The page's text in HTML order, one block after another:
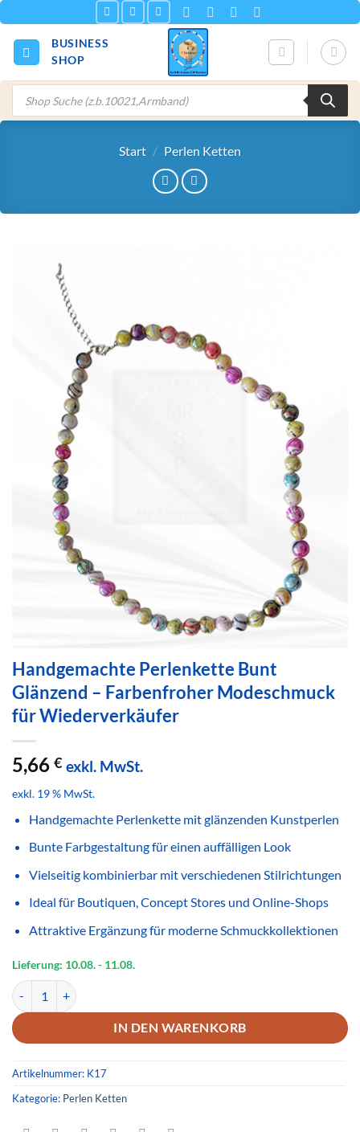
Inhalt
springen
BUSINESS
SHOP
Products
search
Start / Perlen Ketten
Handgemachte Perlenkette Bunt
Glänzend – Farbenfroher Modeschmuck
für Wiederverkäufer
5,66 € exkl. MwSt.
exkl. 19 % MwSt.
Handgemachte Perlenkette mit glänzenden Kunstperlen
Bunte Farbgestaltung für einen auffälligen Look
Vielseitig kombinierbar mit verschiedenen Stilrichtungen
Ideal für Boutiquen, Concept Stores und Online-Shops
Attraktive Ergänzung für moderne Schmuckkollektionen
Lieferung: 10.08.- 11.08.
Handgemachte Perlenkette Bunt Glänzend – Farbenfroher
IN DEN WARENKORB
Artikelnummer: K17
Kategorie: Perlen Ketten